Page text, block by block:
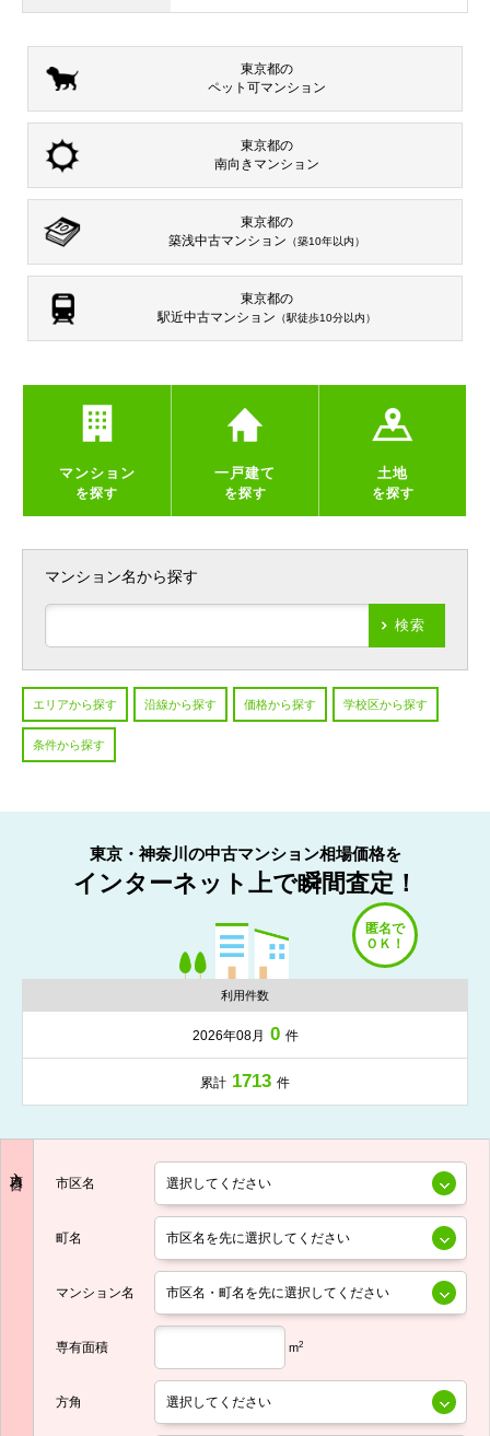
東京都の
ペット可マンション
東京都の
南向き マンション
東京都の
築浅中古マンション （築10年以内）
東京都の
駅近中古マンション （駅徒歩10分以内）
マンション
を探す
一戸建て
を探す
土地
を探す
マンション名から探す
検索
エリアから探す 沿線から探す 価格から探す 学校区から探す
条件から探す
東京・神奈川の中古マンション相場価格を
インターネット上で瞬間査定！
利用件数
2026年08月 0 件
累計 1713 件
市区名
町名
マンション名
専有面積 m2
方角